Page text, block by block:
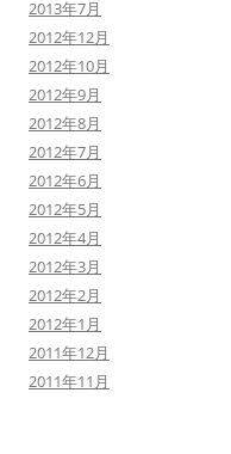
2013年7月
2012年12月
2012年10月
2012年9月
2012年8月
2012年7月
2012年6月
2012年5月
2012年4月
2012年3月
2012年2月
2012年1月
2011年12月
2011年11月